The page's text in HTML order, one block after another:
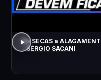
De SECAS a
- SÉRGIO SACANI